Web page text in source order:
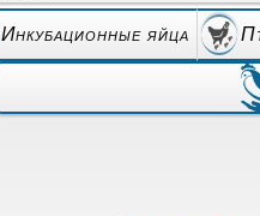
Инкубационные яйца